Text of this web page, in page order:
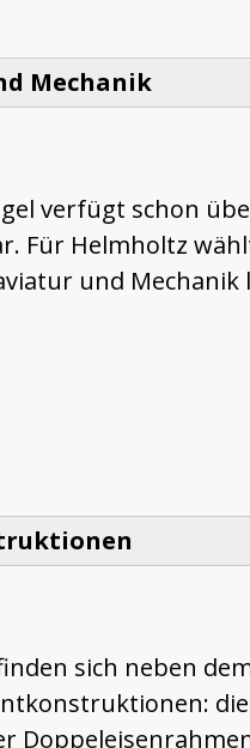
Mechanik
verfügt schon
Für Helmholtz
und
sich neben